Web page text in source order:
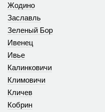
Жодино
Заславль
Зеленый Бор
Ивенец
Ивье
Калинковичи
Климовичи
Кличев
Кобрин